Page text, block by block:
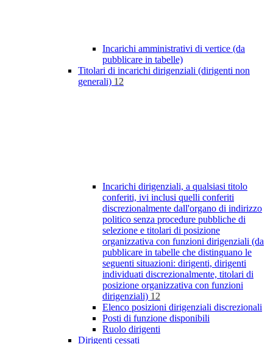
Incarichi amministrativi di vertice (da
pubblicare in tabelle)
Titolari di incarichi dirigenziali (dirigenti non
generali) 12
Incarichi dirigenziali, a qualsiasi titolo
conferiti, ivi inclusi quelli conferiti
discrezionalmente dall'organo di indirizzo
politico senza procedure pubbliche di
selezione e titolari di posizione
organizzativa con funzioni dirigenziali (da
pubblicare in tabelle che distinguano le
seguenti situazioni: dirigenti, dirigenti
individuati discrezionalmente, titolari di
posizione organizzativa con funzioni
dirigenziali) 12
Elenco posizioni dirigenziali discrezionali
Posti di funzione disponibili
Ruolo dirigenti
Dirigenti cessati